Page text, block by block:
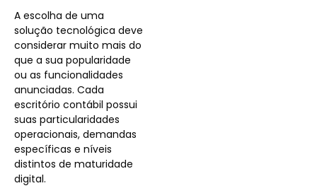
A escolha de uma
solução tecnológica deve
considerar muito mais do
que a sua popularidade
ou as funcionalidades
anunciadas. Cada
escritório contábil possui
suas particularidades
operacionais, demandas
específicas e níveis
distintos de maturidade
digital.